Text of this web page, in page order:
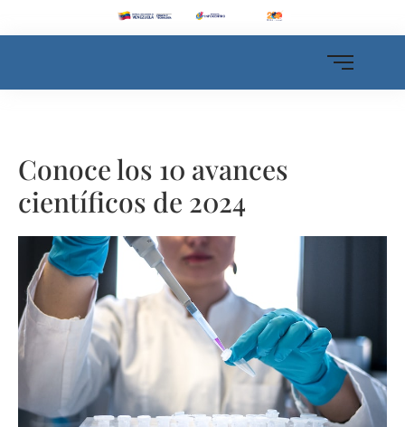
Conoce los 10 avances
científicos de 2024